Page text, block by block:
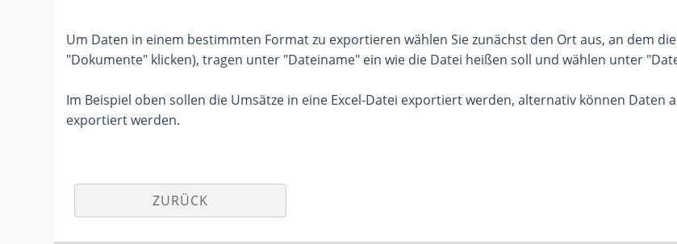
Um Daten in einem bestimmten Format zu exportieren wählen Sie zunächst den Ort aus, an dem
"Dokumente" klicken), tragen unter "Dateiname" ein wie die Datei heißen soll und wählen unter
Im Beispiel oben sollen die Umsätze in eine Excel-Datei exportiert werden, alternativ können Daten
exportiert werden.
ZURÜCK